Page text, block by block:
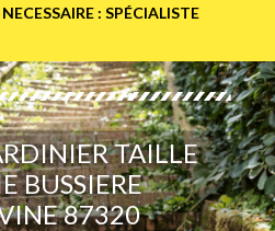
: SPÉCIALISTE
TAILLE
BUSSIERE
87320